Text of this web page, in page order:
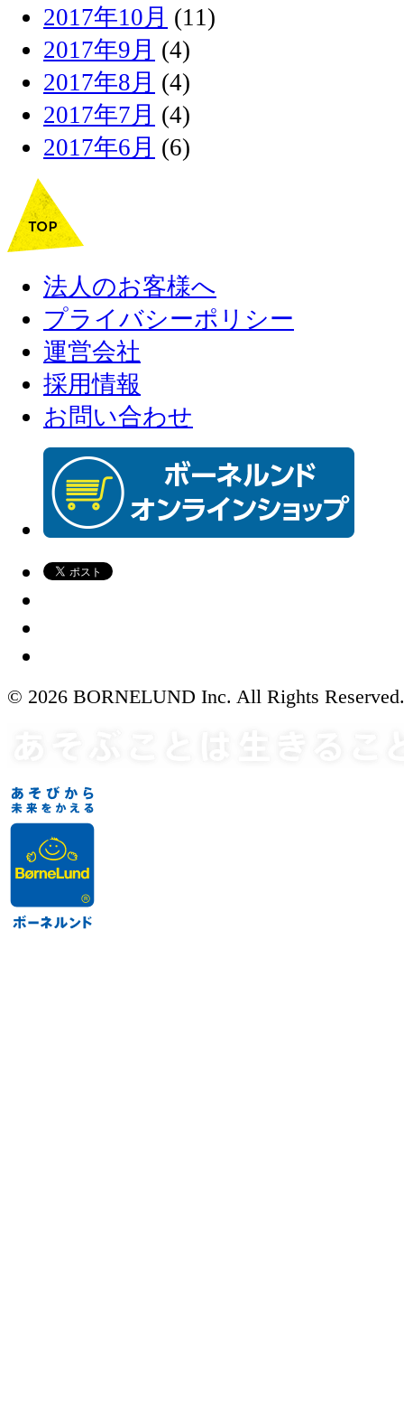
2017年10月 (11)
2017年9月 (4)
2017年8月 (4)
2017年7月 (4)
2017年6月 (6)
法人のお客様へ
プライバシーポリシー
運営会社
採用情報
お問い合わせ
© 2026 BORNELUND Inc. All Rights Reserved.